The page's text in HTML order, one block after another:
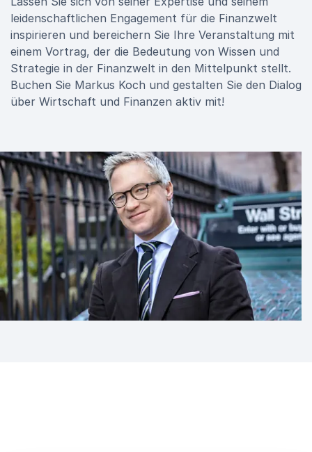
leidenschaftlichen Engagement für die Finanzwelt
inspirieren und bereichern Sie Ihre Veranstaltung mit
einem Vortrag, der die Bedeutung von Wissen und
Strategie in der Finanzwelt in den Mittelpunkt stellt.
Buchen Sie Markus Koch und gestalten Sie den Dialog
über Wirtschaft und Finanzen aktiv mit!